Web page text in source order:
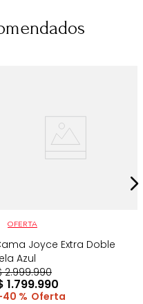
OFERTA
Joyce Extra Doble
Azul
2.999.990
1.799.990
40 %